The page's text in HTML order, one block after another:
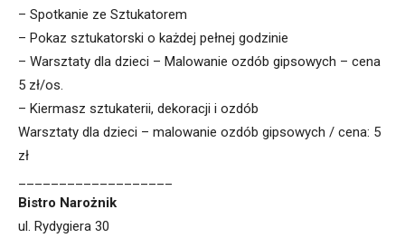
– Spotkanie ze Sztukatorem
– Pokaz sztukatorski o każdej pełnej godzinie
– Warsztaty dla dzieci – Malowanie ozdób gipsowych – cena
5 zł/os.
– Kiermasz sztukaterii, dekoracji i ozdób
Warsztaty dla dzieci – malowanie ozdób gipsowych / cena: 5
zł
Bistro Narożnik
ul. Rydygiera 30